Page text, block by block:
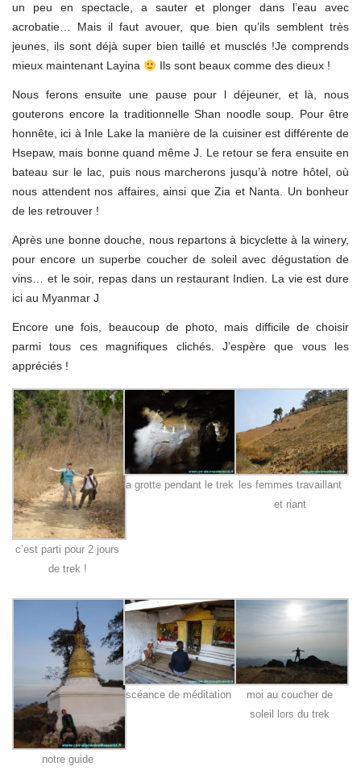
un peu en spectacle, a sauter et plonger dans l’eau avec
acrobatie… Mais il faut avouer, que bien qu’ils semblent très
jeunes, ils sont déjà super bien taillé et musclés !Je comprends
mieux maintenant Layina
Ils sont beaux comme des dieux !
Nous ferons ensuite une pause pour l déjeuner, et là, nous
gouterons encore la traditionnelle Shan noodle soup. Pour être
honnête, ici à Inle Lake la manière de la cuisiner est différente de
Hsepaw, mais bonne quand même J. Le retour se fera ensuite en
bateau sur le lac, puis nous marcherons jusqu’à notre hôtel, où
nous attendent nos affaires, ainsi que Zia et Nanta. Un bonheur
de les retrouver !
Après une bonne douche, nous repartons à bicyclette à la winery,
pour encore un superbe coucher de soleil avec dégustation de
vins… et le soir, repas dans un restaurant Indien. La vie est dure
ici au Myanmar J
Encore une fois, beaucoup de photo, mais difficile de choisir
parmi tous ces magnifiques clichés. J’espère que vous les
appréciés !
c’est parti pour 2 jours
de trek !
la grotte pendant le trek les femmes travaillant
et riant
notre guide
scéance de méditation
moi au coucher de
soleil lors du trek